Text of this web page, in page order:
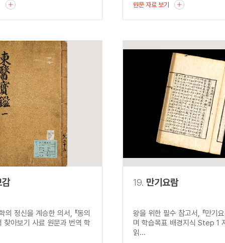
원문 자료 보기
의 정신을 계승한 의서, 『동의
찾아보기 사료 원문과 번역 학
19. 만기요람
왕을 위한 필수 참고서, 『만기요
며 학습목표 배경지식 Step 1
읽...